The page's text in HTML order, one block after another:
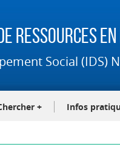
Ressources en
Social (IDS)
+ Infos